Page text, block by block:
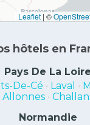
Leaflet | ©
hôtels en
Pays De La Loire
De-Cé • Laval •
Allonnes•
Normandie